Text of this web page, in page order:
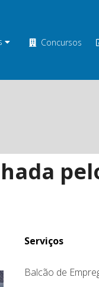
Concursos
Serviços
Balcão de